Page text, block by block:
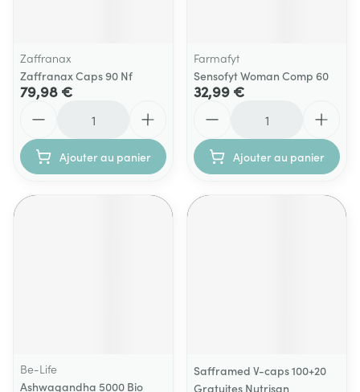
Zaffranax
Zaffranax Caps 90 Nf
79,98 €
Ajouter au panier
Farmafyt
Sensofyt Woman Comp 60
32,99 €
Ajouter au panier
Be-Life
Ashwagandha 5000 Bio
Safframed V-caps 100+20
Gratuites Nutrisan